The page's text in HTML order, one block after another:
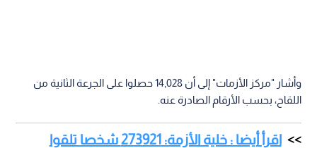
وأشار "مركز الأزمات" إلى أن 14,028 حصلوا على الجرعة الثانية من
اللقاح، بحسب الأرقام الصادرة عنه.
اقرأ أيضا : خلية الأزمة: 273921 شخصا تلقوا